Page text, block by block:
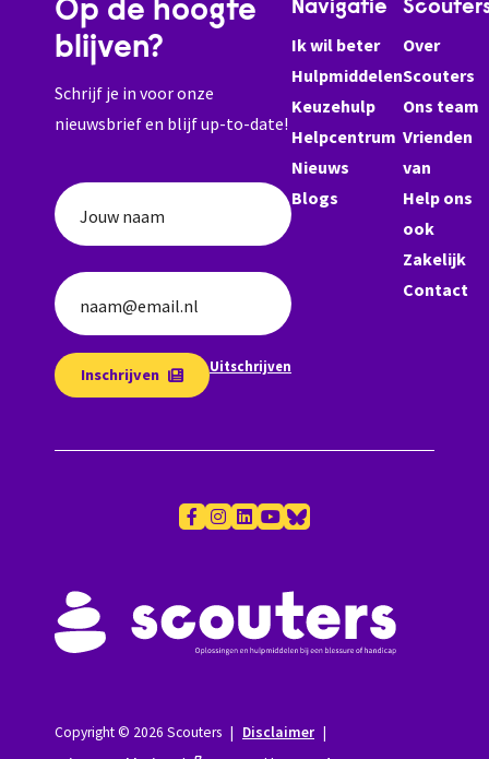
Op de hoogte
blijven?
Schrijf je in voor onze
nieuwsbrief en blijf up-to-date!
Jouw naam
naam@email.nl
Inschrijven Uitschrijven
Navigatie
Ik wil beter
Hulpmiddelen
Keuzehulp
Helpcentrum
Nieuws
Blogs
Over
Scouters
Ons team
Vrienden
van
Help ons
ook
Zakelijk
Contact
Copyright © 2026 Scouters | Disclaimer |